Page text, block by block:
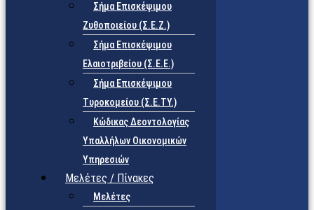
Σήμα Επισκέψιμου
Ζυθοποιείου (Σ.Ε.Ζ.)
Σήμα Επισκέψιμου
Ελαιοτριβείου (Σ.Ε.Ε.)
Σήμα Επισκέψιμου
Τυροκομείου (Σ.Ε.TY.)
Κώδικας Δεοντολογίας
Υπαλλήλων Οικονομικών
Υπηρεσιών
Μελέτες / Πίνακες
Μελέτες